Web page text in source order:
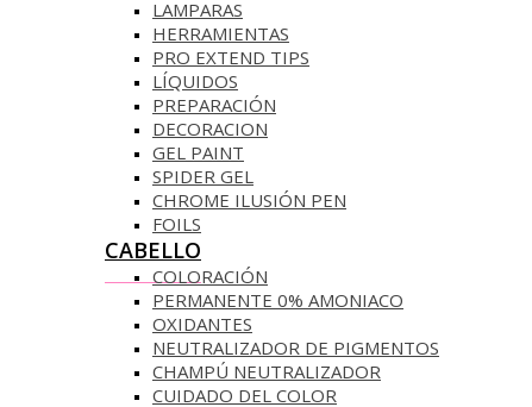
LAMPARAS
HERRAMIENTAS
PRO EXTEND TIPS
LÍQUIDOS
PREPARACIÓN
DECORACION
GEL PAINT
SPIDER GEL
CHROME ILUSIÓN PEN
FOILS
CABELLO
COLORACIÓN
PERMANENTE 0% AMONIACO
OXIDANTES
NEUTRALIZADOR DE PIGMENTOS
CHAMPÚ NEUTRALIZADOR
CUIDADO DEL COLOR